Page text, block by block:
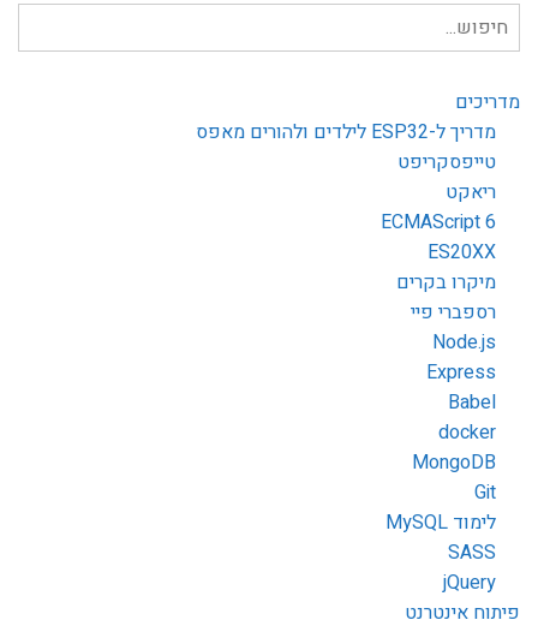
חיפוש
עבור:
מדריכים
מדריך ל-ESP32 לילדים ולהורים מאפס
טייפסקריפט
ריאקט
ECMAScript 6
ES20XX
מיקרו בקרים
רספברי פיי
Node.js
Express
Babel
docker
MongoDB
Git
לימוד MySQL
SASS
jQuery
פיתוח אינטרנט